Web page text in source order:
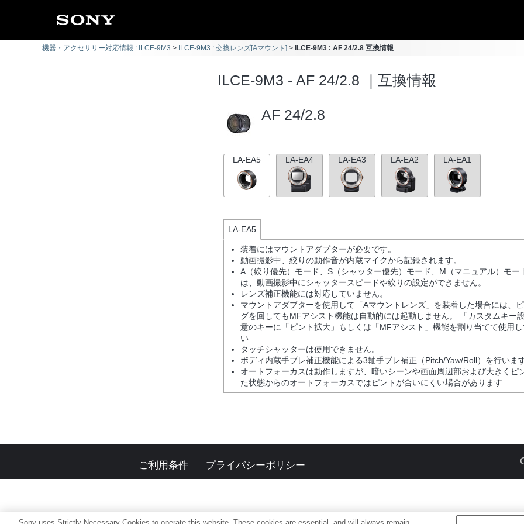
機器・アクセサリー対応情報 : ILCE-9M3 ILCE-9M3 : 交換レンズ[Aマウント] ILCE-9M3 : AF 24/2.8 互換情報
ILCE-9M3 - AF 24/2.8 ｜互換情報
AF 24/2.8
LA-EA5 LA-EA4 LA-EA3 LA-EA2 LA-EA1
LA-EA5
装着にはマウントアダプターが必要です。
動画撮影中、絞りの動作音が内蔵マイクから記録されます。
A（絞り優先）モード、S（シャッター優先）モード、M（マニュアル）モー
は、動画撮影中にシャッタースピードや絞りの設定ができません。
レンズ補正機能には対応していません。
マウントアダプターを使用して「Aマウントレンズ」を装着した場合には、
グを回してもMFアシスト機能は自動的には起動しません。 「カスタムキー
意のキーに「ピント拡大」もしくは「MFアシスト」機能を割り当てて使用し
い
タッチシャッターは使用できません。
ボディ内蔵手ブレ補正機能による3軸手ブレ補正（Pitch/Yaw/Roll）を行います
オートフォーカスは動作しますが、暗いシーンや画面周辺部および大きくピ
た状態からのオートフォーカスではピントが合いにくい場合があります
ご利用条件 プライバシーポリシー